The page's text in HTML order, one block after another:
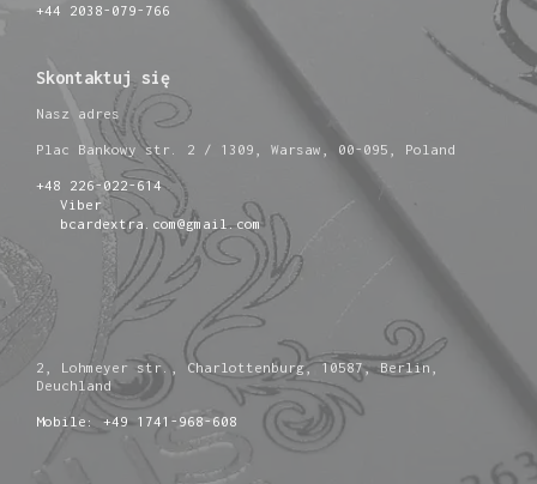
+44 2038-079-766
Skontaktuj się
Nasz adres
Plac Bankowy str. 2 / 1309, Warsaw, 00-095, Poland
+48 226-022-614
Viber
bcardextra.com@gmail.com
2, Lohmeyer str., Charlottenburg, 10587, Berlin,
Deuchland
Mobile: +49 1741-968-608